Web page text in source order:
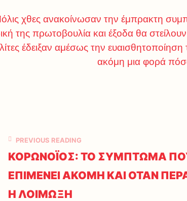
χθες ανακοίνωσαν την έμπρακτη
της πρωτοβουλία και έξοδα θα
έδειξαν αμέσως την
ακόμη μια φορά
PREVIOUS READING
ΚΟΡΩΝΟΪΟΣ: ΤΟ ΣΥΜΠΤΩΜΑ
ΕΠΙΜΕΝΕΙ ΑΚΟΜΗ ΚΑΙ ΟΤΑΝ
Η ΛΟΙΜΩΞΗ